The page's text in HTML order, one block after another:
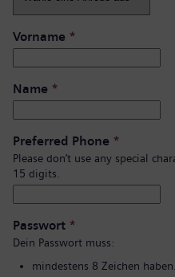
Vorname *
Name *
Preferred Phone *
Please don’t use any special
15 digits.
Passwort *
Dein Passwort muss:
mindestens 8 Zeichen haben.